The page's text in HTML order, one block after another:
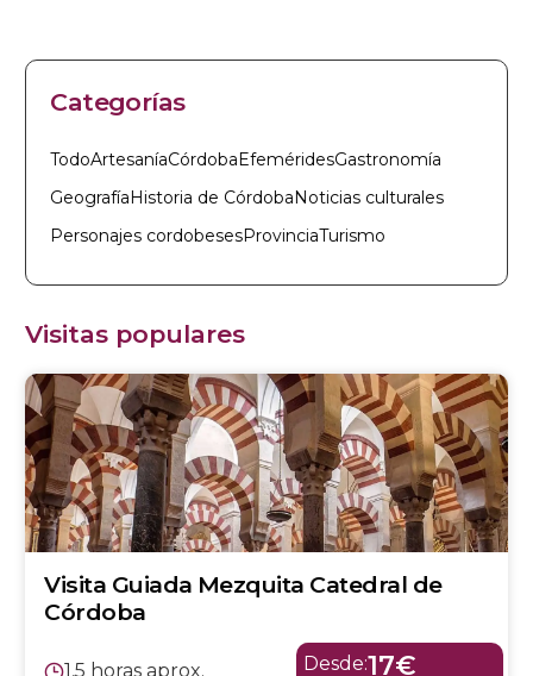
Categorías
TodoArtesaníaCórdobaEfeméridesGastronomía
GeografíaHistoria de CórdobaNoticias culturales
Personajes cordobesesProvinciaTurismo
Visitas populares
Visita Guiada Mezquita Catedral de
Córdoba
1,5 horas aprox. Desde:17€